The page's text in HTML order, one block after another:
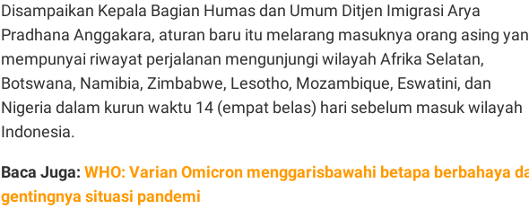
Disampaikan Kepala Bagian Humas dan Umum Ditjen Imigrasi Arya
Pradhana Anggakara, aturan baru itu melarang masuknya orang asing
mempunyai riwayat perjalanan mengunjungi wilayah Afrika Selatan,
Botswana, Namibia, Zimbabwe, Lesotho, Mozambique, Eswatini, dan
Nigeria dalam kurun waktu 14 (empat belas) hari sebelum masuk wilayah
Indonesia.
Baca Juga: WHO: Varian Omicron menggarisbawahi betapa berbahaya
gentingnya situasi pandemi